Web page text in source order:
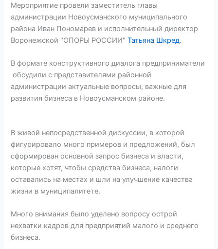
Мероприятие провели заместитель главы
администрации Новоусманского муниципального
района Иван Пономарев и исполнительный директор
Воронежской "ОПОРЫ РОССИИ"Татьяна Шкред.
В формате конструктивного диалога предприниматели
обсудили с представителями районной
администрации актуальные вопросы, важные для
развития бизнеса в Новоусманском районе.
В живой непосредственной дискуссии, в которой
фигурировало много примеров и предложений, был
сформирован основной запрос бизнеса и власти,
которые хотят, чтобы средства бизнеса, налоги
оставались на местах и шли на улучшение качества
жизни в муниципалитете.
Много внимания было уделено вопросу острой
нехватки кадров для предприятий малого и среднего
бизнеса.